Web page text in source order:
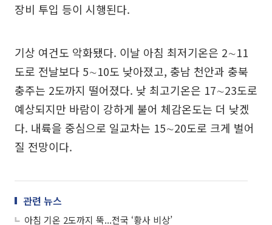
장비 투입 등이 시행된다.
기상 여건도 악화됐다. 이날 아침 최저기온은 2∼11
도로 전날보다 5∼10도 낮아졌고, 충남 천안과 충북
충주는 2도까지 떨어졌다. 낮 최고기온은 17∼23도로
예상되지만 바람이 강하게 불어 체감온도는 더 낮겠
다. 내륙을 중심으로 일교차는 15∼20도로 크게 벌어
질 전망이다.
관련 뉴스
아침 기온 2도까지 뚝...전국 ‘황사 비상’